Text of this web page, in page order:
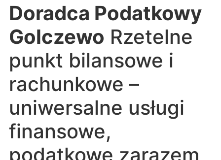
Doradca Podatkowy
Golczewo Rzetelne
punkt bilansowe i
rachunkowe –
uniwersalne usługi
finansowe,
podatkowe zarazem